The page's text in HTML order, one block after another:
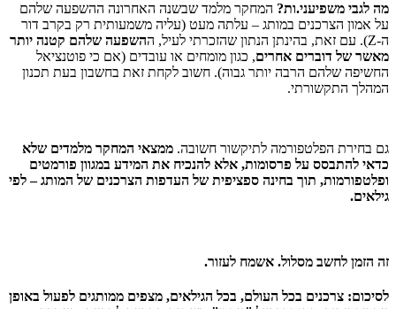
מה לגבי משפיעני.ות? המחקר מלמד שבשנה האחרונה ההשפעה שלהם
על אמון הצרכנים במותג – עלתה מעט (עליה משמעותית רק בקרב דור
ה-Z). עם זאת, בהינתן הנתון שהזכרתי לעיל, ה
השפעה שלהם קטנה יותר
מאשר של דוברים אחרים, כגון מומחים או עובדים (אם כי פוטנציאל
החשיפה שלהם הרבה יותר גבוה). חשוב לקחת זאת בחשבון בעת תכנון
המהלך התקשורתי.
גם בחירת הפלטפורמה לתיקשור חשובה. ממצאי המחקר מלמדים שלא
כדאי להתבסס על פרסומות, אלא להנכיח את המידע במגוון פורמטים
ופלטפורמות, תוך בחינה ספציפית של העדפות הצרכנים של המותג – לפי
גילאים.
זה הזמן לחשב מסלול. אשמח לעזור.
לסיכום: צרכנים בכל העולם, בכל הגילאים, מצפים ממותגים לפעול באופן